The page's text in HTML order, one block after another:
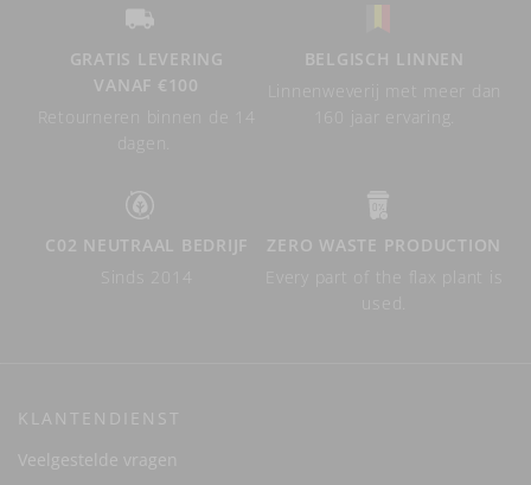
GRATIS LEVERING
VANAF €100
BELGISCH LINNEN
Linnenweverij met meer dan
C02 NEUTRAAL BEDRIJF
ZERO WASTE PRODUCTION
KLANTENDIENST
Veelgestelde vragen